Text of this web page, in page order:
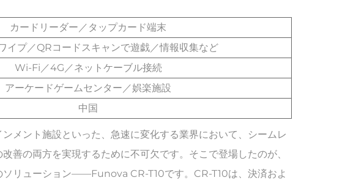
カードリーダー／タップカード端末
イプ／QRコードスキャンで遊戯／情報収集など
Wi-Fi／4G／ネットケーブル接続
アーケードゲームセンター／娯楽施設
中国
メント施設といった、急速に変化する業界において、シームレ
善の両方を実現するために不可欠です。そこで登場したのが、
ソリューション——Funova CR-T10です。CR-T10は、決済およ